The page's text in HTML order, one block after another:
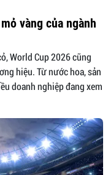
vàng của ngành
World Cup 2026 cũng
hiệu. Từ nước hoa, sản
doanh nghiệp đang xem